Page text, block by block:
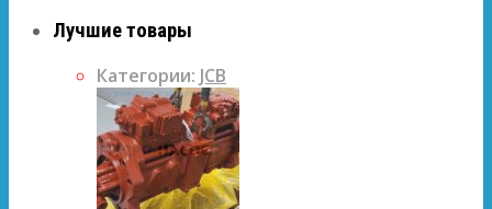
Лучшие товары
Категории: JCB